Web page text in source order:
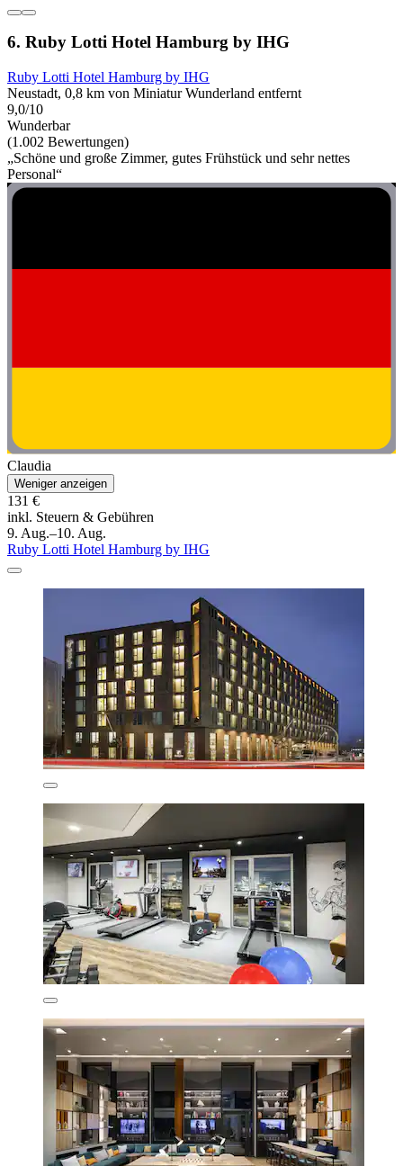
6. Ruby Lotti Hotel Hamburg by IHG
Ruby Lotti Hotel Hamburg by IHG
Neustadt, 0,8 km von Miniatur Wunderland entfernt
9,0/10
Wunderbar
(1.002 Bewertungen)
„Schöne und große Zimmer, gutes Frühstück und sehr nettes
Personal“
Claudia
Weniger anzeigen
131 €
inkl. Steuern & Gebühren
9. Aug.–10. Aug.
Ruby Lotti Hotel Hamburg by IHG